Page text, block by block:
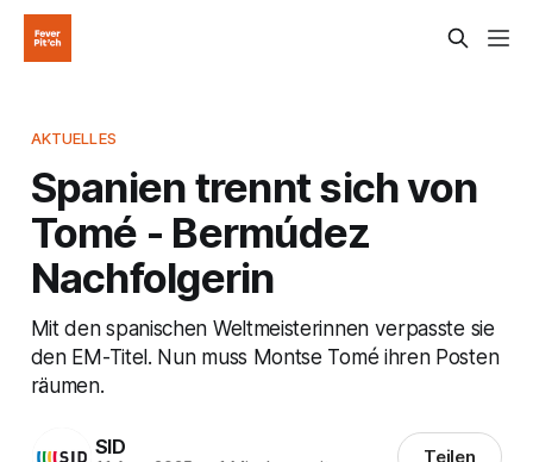
AKTUELLES
Spanien trennt sich von
Tomé - Bermúdez
Nachfolgerin
Mit den spanischen Weltmeisterinnen verpasste sie
den EM-Titel. Nun muss Montse Tomé ihren Posten
räumen.
SID Teilen